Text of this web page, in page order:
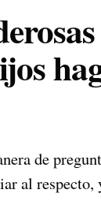
de
al respecto,